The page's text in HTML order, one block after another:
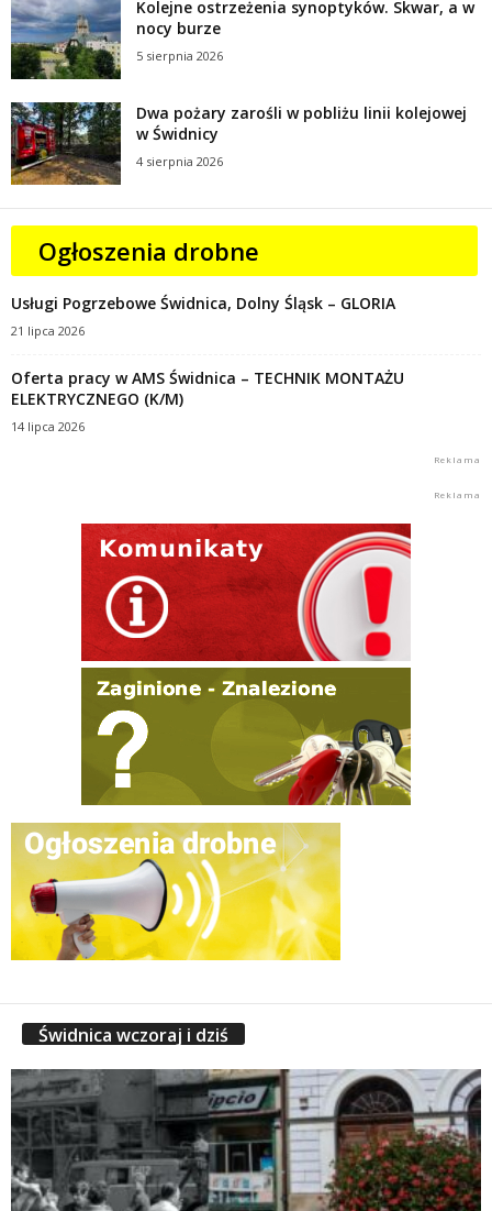
Kolejne ostrzeżenia synoptyków. Skwar, a w
nocy burze
5 sierpnia 2026
Dwa pożary zarośli w pobliżu linii kolejowej
w Świdnicy
4 sierpnia 2026
Ogłoszenia drobne
Usługi Pogrzebowe Świdnica, Dolny Śląsk – GLORIA
21 lipca 2026
Oferta pracy w AMS Świdnica – TECHNIK MONTAŻU
ELEKTRYCZNEGO (K/M)
14 lipca 2026
Świdnica wczoraj i dziś